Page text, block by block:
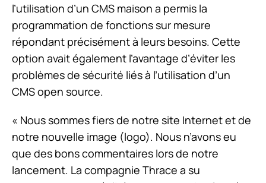
l’utilisation d’un CMS maison a permis la
programmation de fonctions sur mesure
répondant précisément à leurs besoins. Cette
option avait également l’avantage d’éviter les
problèmes de sécurité liés à l’utilisation d’un
CMS open source.
« Nous sommes fiers de notre site Internet et de
notre nouvelle image (logo). Nous n’avons eu
que des bons commentaires lors de notre
lancement. La compagnie Thrace a su